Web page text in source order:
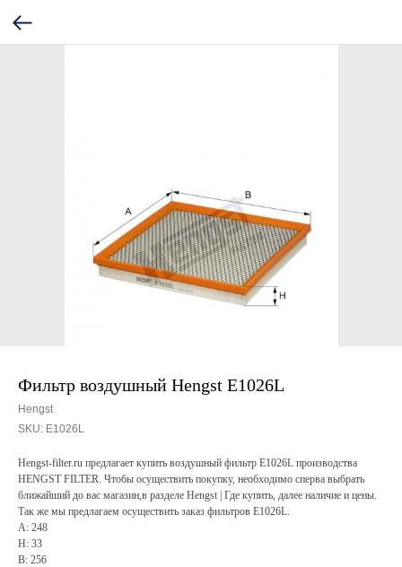
Фильтр воздушный Hengst E1026L
Hengst
SKU: E1026L
Hengst-filter.ru предлагает купить воздушный фильтр E1026L производства
HENGST FILTER. Чтобы осуществить покупку, необходимо сперва выбрать
ближайший до вас магазин,в разделе Hengst | Где купить, далее наличие и цены.
Так же мы предлагаем осуществить заказ фильтров E1026L.
A: 248
H: 33
B: 256